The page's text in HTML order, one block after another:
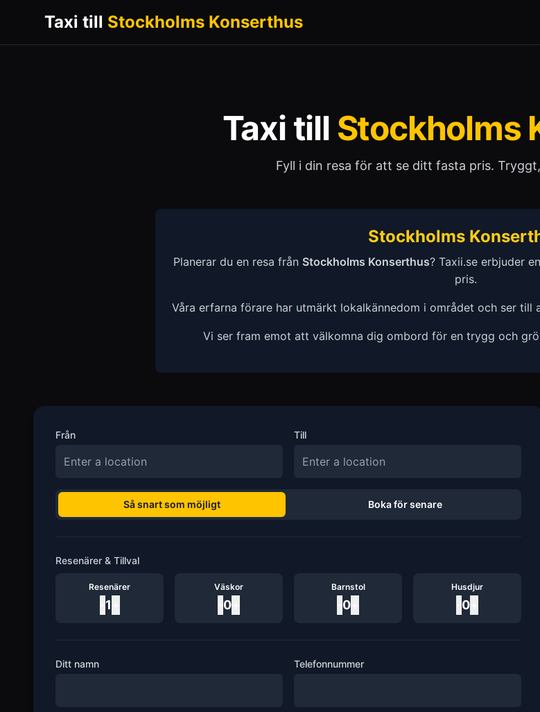
Taxi till Stockholms Konserthus
Taxi till Stockholms
Fyll i din resa för att se ditt fasta pris.
Stockholms
Planerar du en resa från Stockholms Konserthus? Taxii.se erbjuder
pris.
Våra erfarna förare har utmärkt lokalkännedom i området och ser till
Vi ser fram emot att välkomna dig ombord för en trygg och
Från Till
Så snart som möjligt Boka för senare
Resenärer & Tillval
Resenärer
1
Väskor
0
Barnstol
0
Husdjur
0
Ditt namn Telefonnummer